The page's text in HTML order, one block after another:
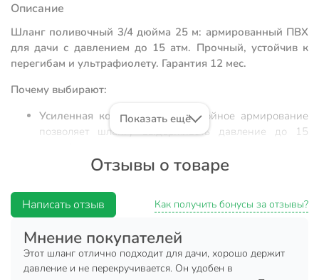
Описание
Шланг поливочный 3/4 дюйма 25 м: армированный ПВХ
для дачи с давлением до 15 атм. Прочный, устойчив к
перегибам и ультрафиолету. Гарантия 12 мес.
Почему выбирают:
Усиленная конструкция:трехслойное армирование
позволяет шлангу выдерживать давление до 15
подключении к мощным насосным станциям.
и толщина стенки 2.6 мм обеспечивают высокий
расход воды, предотвращая падение напора на
Долговечность в любых условиях:материал ПВХ
устойчив к воздействию солнечных лучей и
Показать ещё
Отзывы о товаре
Написать отзыв Как получить бонусы за отзывы?
Мнение покупателей
Этот шланг отлично подходит для дачи, хорошо держит
давление и не перекручивается. Он удобен в